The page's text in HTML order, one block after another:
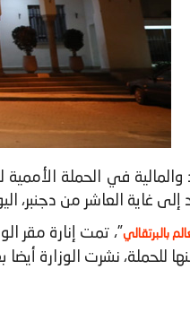
إلى غاية العاشر من دجنبر،
بالبرتقالي”، تمت إنارة مقر
للحملة، نشرت الوزارة